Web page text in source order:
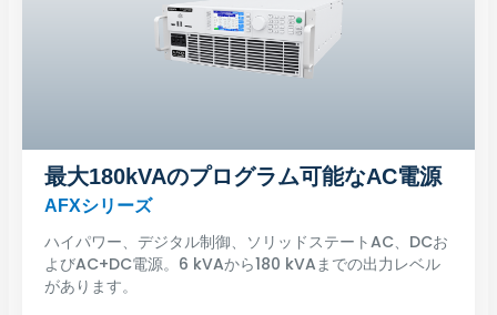
最大180kVAのプログラム可能なAC電源
AFXシリーズ
ハイパワー、デジタル制御、ソリッドステートAC、DCお
よびAC+DC電源。6 kVAから180 kVAまでの出力レベル
があります。